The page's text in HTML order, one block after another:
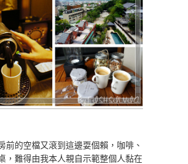
前的空檔又滾到這邊耍個賴，咖啡、
，難得由我本人親自示範整個人黏在